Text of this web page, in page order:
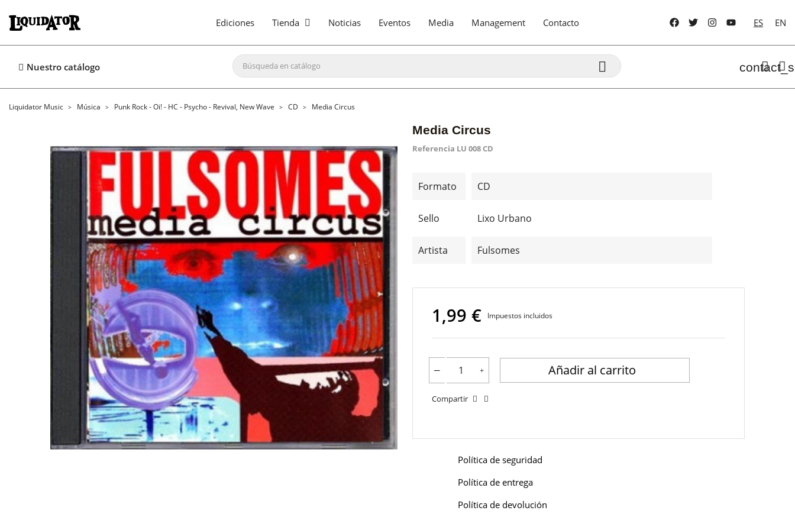
Ediciones Tienda Noticias Eventos Media Management Contacto ES EN
Nuestro catálogo 
Liquidator Music Música Punk Rock - Oi! - HC - Psycho - Revival, New Wave CD Media Circus
Media Circus
Referencia LU 008 CD
Formato CD
Sello Lixo Urbano
Artista Fulsomes
1,99 € Impuestos incluidos
Añadir al carrito
Compartir
Política de seguridad
Política de entrega
Política de devolución